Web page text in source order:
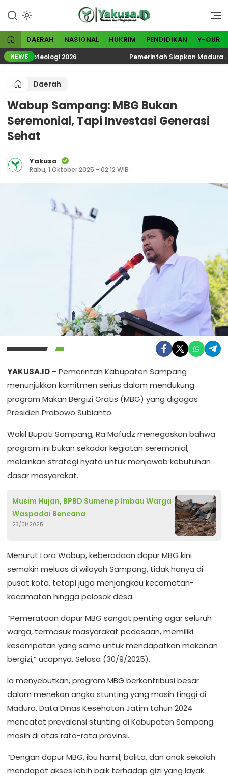
konten
Yakusa
Visioner dan Menginspirasi
DAERAH NASIONAL HUKRIM PENDIDIKAN Y-OUR
NEWS
Ekoteologi 2026 Pemerintah Siapkan Madura Jadi
Daerah
Wabup Sampang: MBG Bukan
Seremonial, Tapi Investasi Generasi
Sehat
Yakusa
Rabu, 1 Oktober 2025 - 02:12 WIB
YAKUSA.ID – Pemerintah Kabupaten Sampang
menunjukkan komitmen serius dalam mendukung
program Makan Bergizi Gratis (MBG) yang digagas
Presiden Prabowo Subianto.
Wakil Bupati Sampang, Ra Mafudz menegaskan bahwa
program ini bukan sekadar kegiatan seremonial,
melainkan strategi nyata untuk menjawab kebutuhan
dasar masyarakat.
Musim Hujan, BPBD Sumenep Imbau Warga
Waspadai Bencana
23/01/2025
Menurut Lora Wabup, keberadaan dapur MBG kini
semakin meluas di wilayah Sampang, tidak hanya di
pusat kota, tetapi juga menjangkau kecamatan-
kecamatan hingga pelosok desa.
“Pemerataan dapur MBG sangat penting agar seluruh
warga, termasuk masyarakat pedesaan, memiliki
kesempatan yang sama untuk mendapatkan makanan
bergizi,” ucapnya, Selasa (30/9/2025).
Ia menyebutkan, program MBG berkontribusi besar
dalam menekan angka stunting yang masih tinggi di
Madura. Data Dinas Kesehatan Jatim tahun 2024
mencatat prevalensi stunting di Kabupaten Sampang
masih di atas rata-rata provinsi.
“Dengan dapur MBG, ibu hamil, balita, dan anak sekolah
mendapat akses lebih baik terhadap gizi yang layak.